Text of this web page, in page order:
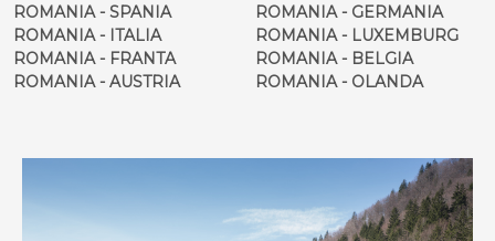
ROMANIA - SPANIA
ROMANIA - ITALIA
ROMANIA - FRANTA
ROMANIA - AUSTRIA
ROMANIA - GERMANIA
ROMANIA - LUXEMBURG
ROMANIA - BELGIA
ROMANIA - OLANDA